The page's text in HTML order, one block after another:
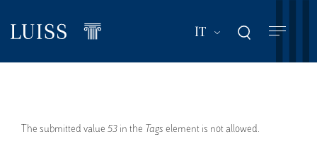
contenuto
IT Mostra ulteriori
Messaggio
The submitted value 53 in the Tags element is not allowed.